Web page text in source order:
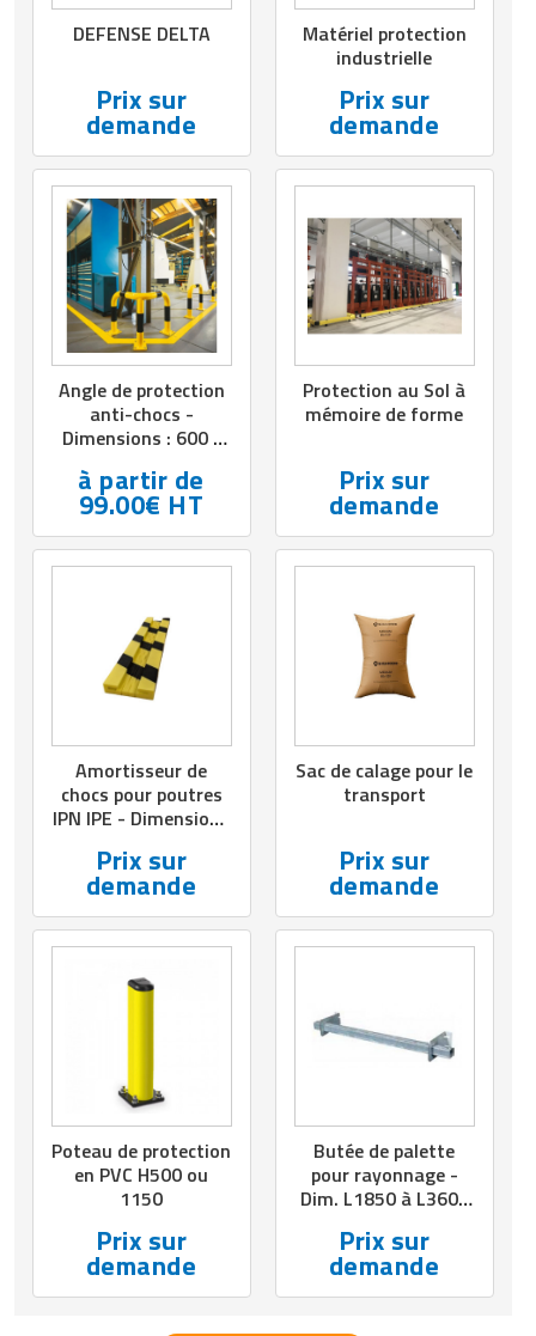
DEFENSE DELTA
Prix sur
demande
Matériel protection
industrielle
Prix sur
demande
Angle de protection
anti-chocs -
Dimensions : 600 x
350 à 1200 mm -
Épaisseur acier : 3
mm - A Cheviller
à partir de
99.00€ HT
Protection au Sol à
mémoire de forme
Prix sur
demande
Amortisseur de
chocs pour poutres
IPN IPE - Dimensions
Mousse polyéthylène
jaune/noir - Lot de 2
pièces
Prix sur
demande
Sac de calage pour le
transport
Prix sur
demande
Poteau de protection
en PVC H500 ou
1150
Prix sur
demande
Butée de palette
pour rayonnage -
Dim. L1850 à L3600
Prix sur
demande